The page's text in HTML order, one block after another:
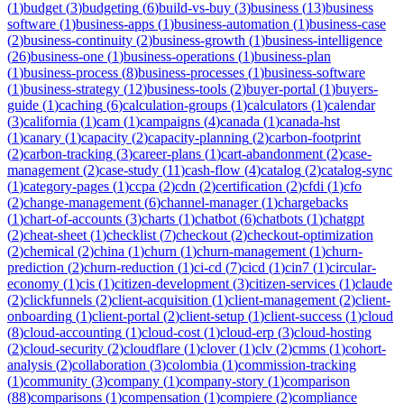
(1)budget (3)budgeting (6)build-vs-buy (3)business (13)business
software (1)business-apps (1)business-automation (1)business-case
(2)business-continuity (2)business-growth (1)business-intelligence
(26)business-one (1)business-operations (1)business-plan
(1)business-process (8)business-processes (1)business-software
(1)business-strategy (12)business-tools (2)buyer-portal (1)buyers-
guide (1)caching (6)calculation-groups (1)calculators (1)calendar
(3)california (1)cam (1)campaigns (4)canada (1)canada-hst
(1)canary (1)capacity (2)capacity-planning (2)carbon-footprint
(2)carbon-tracking (3)career-plans (1)cart-abandonment (2)case-
management (2)case-study (11)cash-flow (4)catalog (2)catalog-sync
(1)category-pages (1)ccpa (2)cdn (2)certification (2)cfdi (1)cfo
(2)change-management (6)channel-manager(1)chargebacks
(1)chart-of-accounts (3)charts (1)chatbot (6)chatbots (1)chatgpt
(2)cheat-sheet (1)checklist (7)checkout (2)checkout-optimization
(2)chemical (2)china (1)churn (1)churn-management (1)churn-
prediction (2)churn-reduction (1)ci-cd (7)cicd (1)cin7 (1)circular-
economy (1)cis (1)citizen-development (3)citizen-services (1)claude
(2)clickfunnels (2)client-acquisition (1)client-management (2)client-
onboarding (1)client-portal (2)client-setup (1)client-success (1)cloud
(8)cloud-accounting (1)cloud-cost (1)cloud-erp (3)cloud-hosting
(2)cloud-security (2)cloudflare (1)clover(1)clv (2)cmms (1)cohort-
analysis (2)collaboration (3)colombia (1)commission-tracking
(1)community (3)company (1)company-story (1)comparison
(88)comparisons (1)compensation (1)compiere (2)compliance